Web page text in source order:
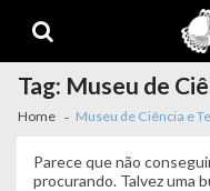
navigation
content
Tag: Museu de
Home Museu de Ciência e
Parece que não
procurando. Talvez uma